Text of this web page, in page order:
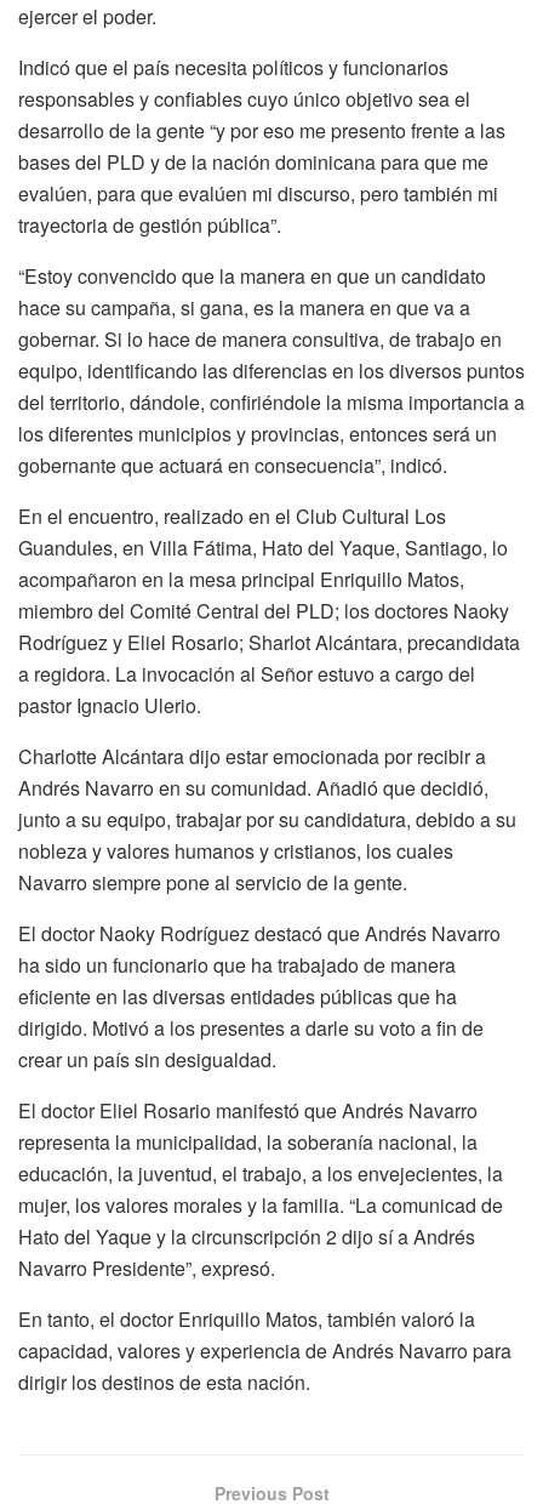
ejercer el poder.
Indicó que el país necesita políticos y funcionarios
responsables y confiables cuyo único objetivo sea el
desarrollo de la gente “y por eso me presento frente a las
bases del PLD y de la nación dominicana para que me
evalúen, para que evalúen mi discurso, pero también mi
trayectoria de gestión pública”.
“Estoy convencido que la manera en que un candidato
hace su campaña, si gana, es la manera en que va a
gobernar. Si lo hace de manera consultiva, de trabajo en
equipo, identificando las diferencias en los diversos puntos
del territorio, dándole, confiriéndole la misma importancia a
los diferentes municipios y provincias, entonces será un
gobernante que actuará en consecuencia”, indicó.
En el encuentro, realizado en el Club Cultural Los
Guandules, en Villa Fátima, Hato del Yaque, Santiago, lo
acompañaron en la mesa principal Enriquillo Matos,
miembro del Comité Central del PLD; los doctores Naoky
Rodríguez y Eliel Rosario; Sharlot Alcántara, precandidata
a regidora. La invocación al Señor estuvo a cargo del
pastor Ignacio Ulerio.
Charlotte Alcántara dijo estar emocionada por recibir a
Andrés Navarro en su comunidad. Añadió que decidió,
junto a su equipo, trabajar por su candidatura, debido a su
nobleza y valores humanos y cristianos, los cuales
Navarro siempre pone al servicio de la gente.
El doctor Naoky Rodríguez destacó que Andrés Navarro
ha sido un funcionario que ha trabajado de manera
eficiente en las diversas entidades públicas que ha
dirigido. Motivó a los presentes a darle su voto a fin de
crear un país sin desigualdad.
El doctor Eliel Rosario manifestó que Andrés Navarro
representa la municipalidad, la soberanía nacional, la
educación, la juventud, el trabajo, a los envejecientes, la
mujer, los valores morales y la familia. “La comunicad de
Hato del Yaque y la circunscripción 2 dijo sí a Andrés
Navarro Presidente”, expresó.
En tanto, el doctor Enriquillo Matos, también valoró la
capacidad, valores y experiencia de Andrés Navarro para
dirigir los destinos de esta nación.
Previous Post